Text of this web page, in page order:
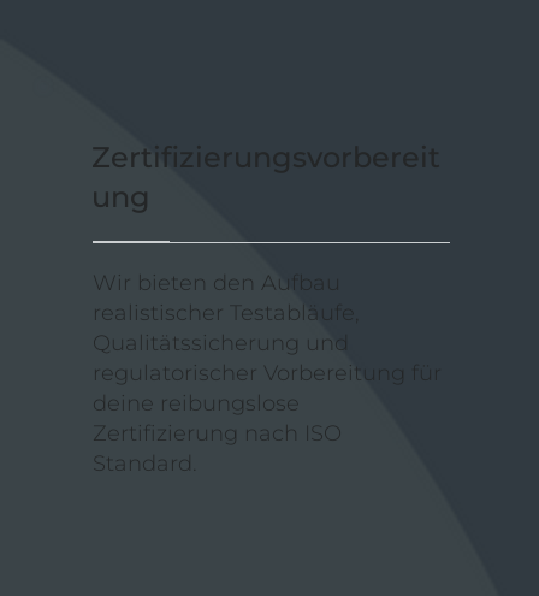
Zertifizierungsvorbereit
ung
Wir bieten den Aufbau
realistischer Testabläufe,
Qualitätssicherung und
regulatorischer Vorbereitung für
deine reibungslose
Zertifizierung nach ISO
Standard.